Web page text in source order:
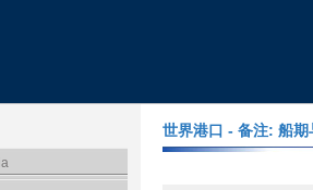
世界港口 - 备注: 船